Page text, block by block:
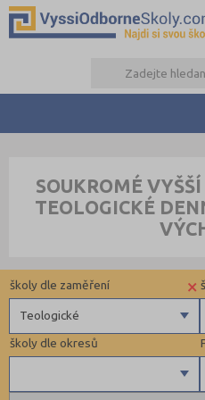
SOUKROMÉ
TEOLOGICKÉ
školy dle okresů
×
Teologické
školy dle zaměření
Zdravotnické